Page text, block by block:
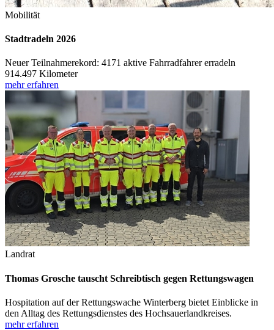
Mobilität
Stadtradeln 2026
Neuer Teilnahmerekord: 4171 aktive Fahrradfahrer erradeln
914.497 Kilometer
mehr erfahren
Landrat
Thomas Grosche tauscht Schreibtisch gegen Rettungswagen
Hospitation auf der Rettungswache Winterberg bietet Einblicke in
den Alltag des Rettungsdienstes des Hochsauerlandkreises.
mehr erfahren